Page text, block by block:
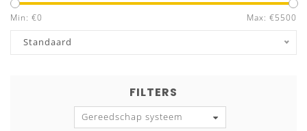
Gegarandeerde uitwisselbaarheid en parallelliteit
Gereedschapsmarkering
met alle technische
gegevens
Opname 26 mm: Opname 36 mm:
Min: €0 Max: €5500
Standaard
FILTERS
Gereedschap systeem